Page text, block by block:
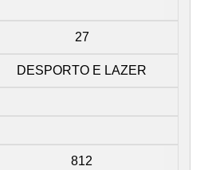
27
DESPORTO E LAZER
812